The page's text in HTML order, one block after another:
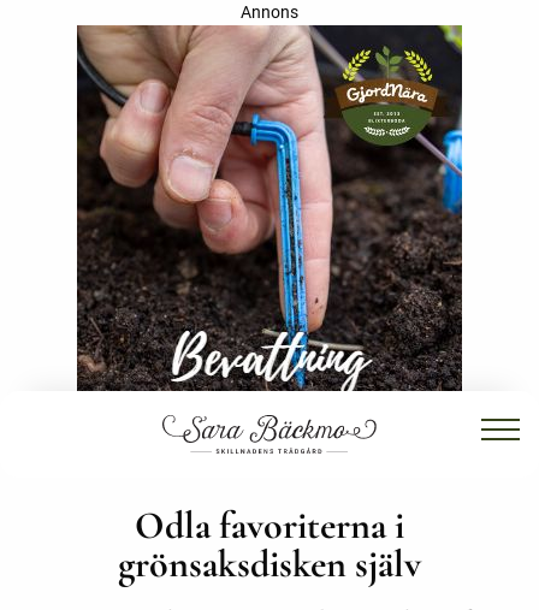
Annons
Odla favoriterna i
grönsaksdisken själv